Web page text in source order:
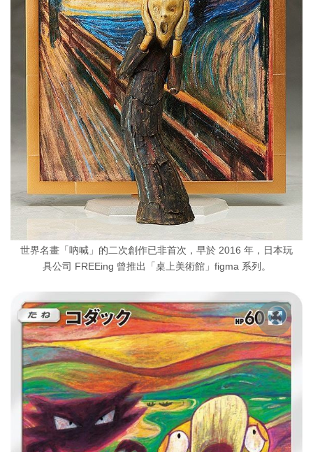
世界名畫「吶喊」的二次創作已非首次，早於 2016 年，日本玩
具公司 FREEing 曾推出「桌上美術館」figma 系列。